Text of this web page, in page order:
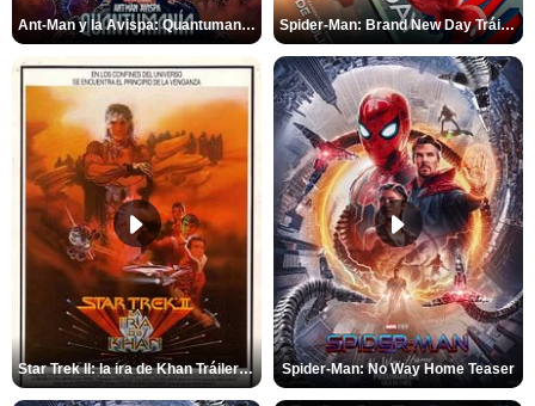
Ant-Man y la Avispa: Quantumanía Tráiler (2) Spider-Man: Brand New Day Tráiler (3)
Star Trek II: la ira de Khan Tráiler VO Spider-Man: No Way Home Teaser